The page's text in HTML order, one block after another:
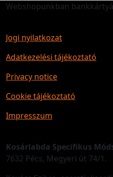
Webshopunkban
Jogi nyilatkozat
Adatkezelési tájékoztató
Privacy notice
Cookie tájékoztató
Impresszum
Kosárlabda Specifikus
7632 Pécs, Megyeri út 74/1.